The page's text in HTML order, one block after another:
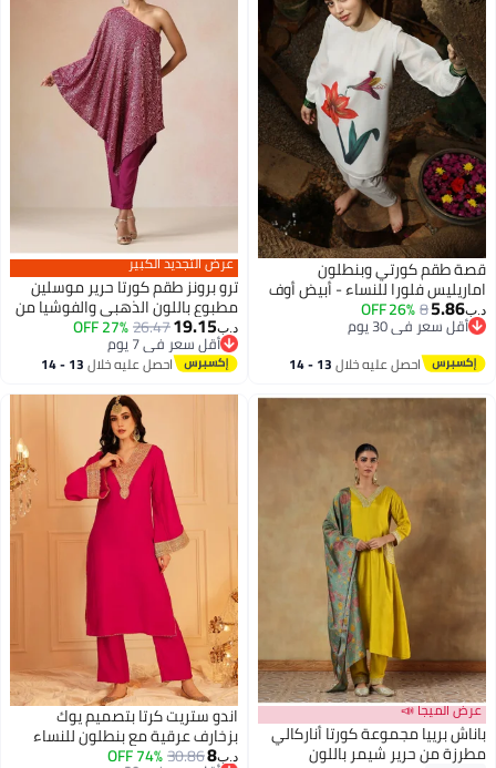
قصة طقم كورتي وبنطلون
اماريليس فلورا للنساء - أبيض أوف
وايت | ياقة دائرية | أكمام طويلة |
طقم كورتي من قطعتين بتصميم
مريح للارتداء اليومي التقليدي
د.ب‏5.86
8
26% OFF
أقل سعر في 30 يوم
أقل سعر في 30 يوم
احصل عليه خلال 13 - 14
عرض التجديد الكبير
ترو برونز طقم كورتا حرير موسلين
مطبوع باللون الذهبي والفوشيا من
بكتف واحد غير متماثل
د.ب‏19.15
26.47
27% OFF
أقل سعر في 7 يوم
أقل سعر في 7 يوماحصل عليه خلال 13 - 14
عرض الميجا 📣
باناش برييا مجموعة كورتا أناركالي
مطرزة من حرير شيمر باللون
اندو ستريت كرتا بتصميم يوك
بزخارف عرقية مع بنطلون للنساء
د.ب‏8
30.86
74% OFF
أقل سعر في 30 يوم